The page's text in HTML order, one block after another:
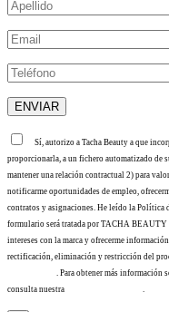
Sí, autorizo a Tacha Beauty a que
proporcionarla, a un fichero automatizado de
mantener una relación contractual 2) para
notificarme oportunidades de empleo,
contratos y asignaciones. He leído la Política
formulario será tratada por TACHA BEAUTY
intereses con la marca y ofrecerme
rectificación, eliminación y restricción del
. Para obtener más información
consulta nuestra
.